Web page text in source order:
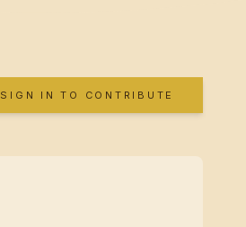
SIGN IN TO CONTRIBUTE